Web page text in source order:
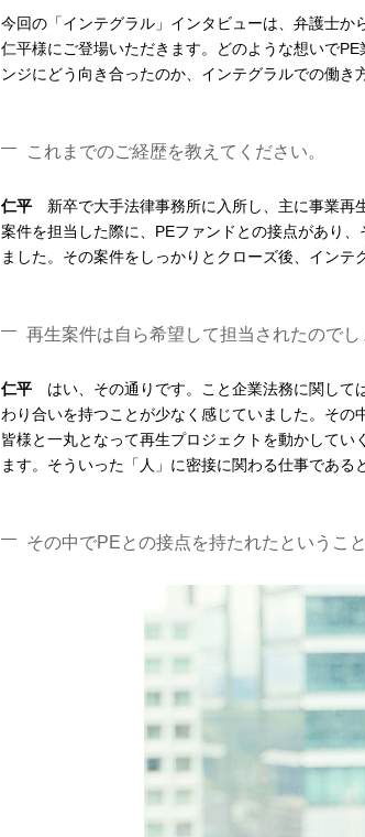
今回の「インテグラル」インタビューは、弁護士
仁平様にご登場いただきます。どのような想いで
ンジにどう向き合ったのか、インテグラルでの働き
これまでのご経歴を教えてください。
仁平
新卒で大手法律事務所に入所し、主に事業
案件を担当した際に、PEファンドとの接点があり
ました。その案件をしっかりとクローズ後、インテ
再生案件は自ら希望して担当されたのでし
仁平
はい、その通りです。こと企業法務に関し
わり合いを持つことが少なく感じていました。そ
皆様と一丸となって再生プロジェクトを動かして
ます。そういった「人」に密接に関わる仕事である
その中でPEとの接点を持たれたというこ